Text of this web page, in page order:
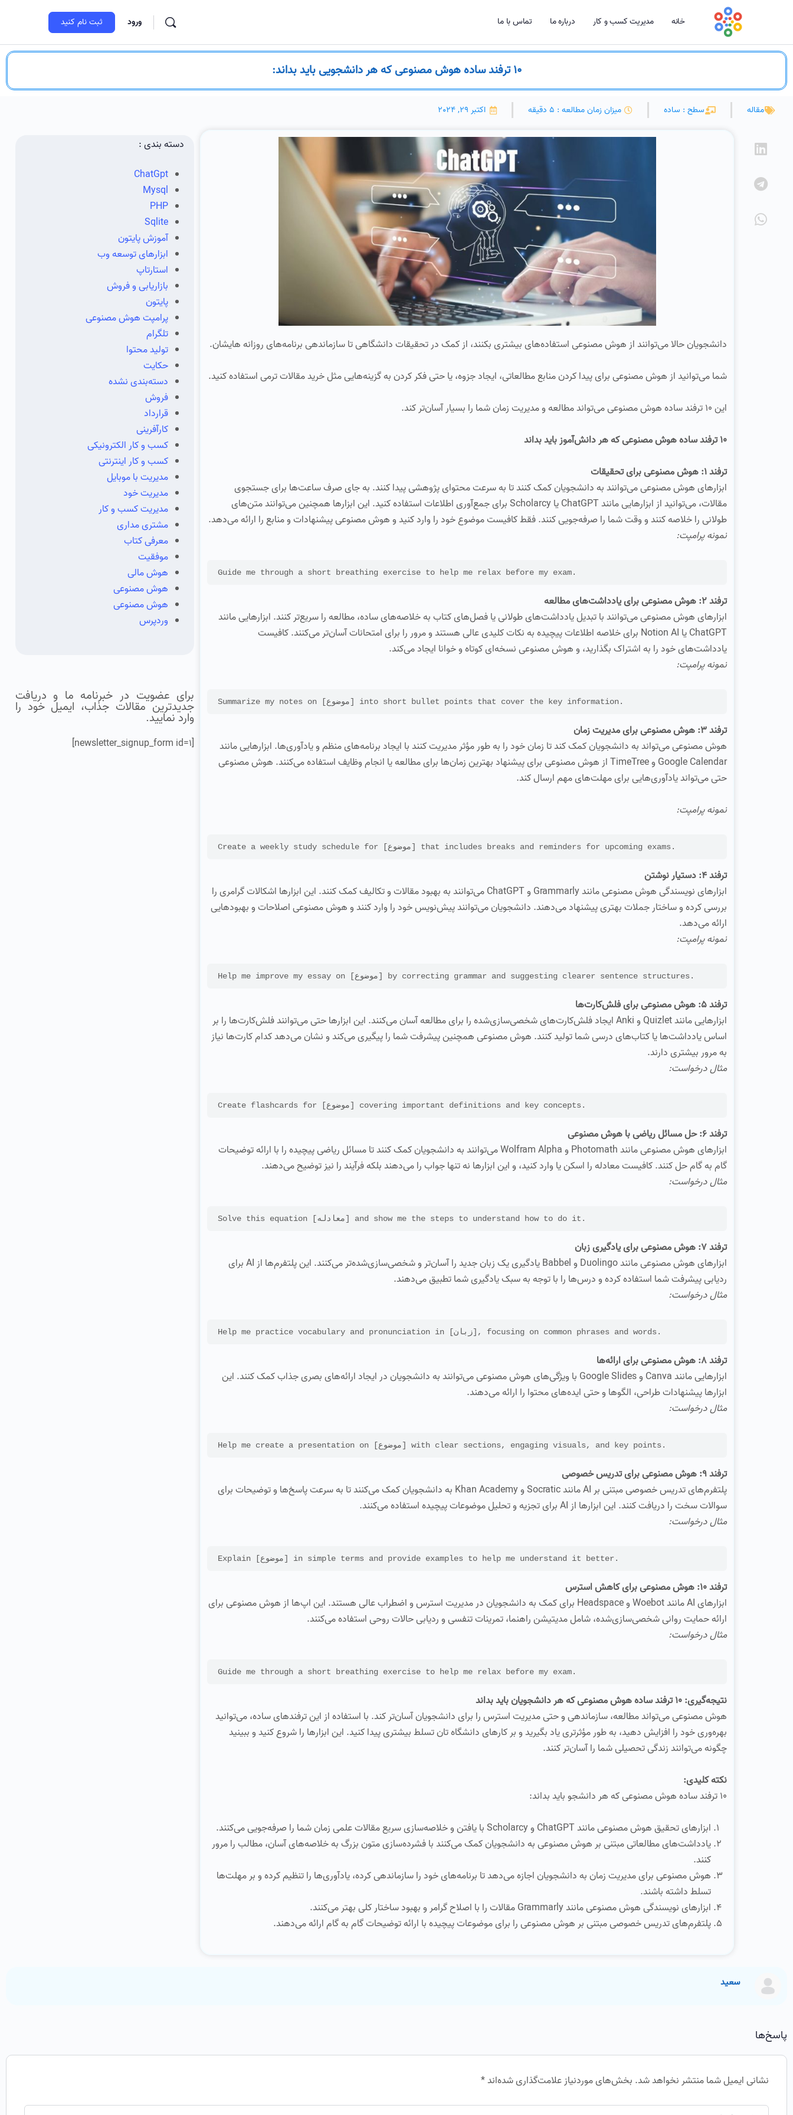
خانه مدیریت کسب و کار درباره ما تماس با ما ورود ثبت‌ نام کنید
10 ترفند ساده هوش مصنوعی که هر دانشجویی باید بداند:
مقاله سطح : ساده میزان زمان مطالعه : 5 دقیقه اکتبر 29, 2024
دانشجویان حالا می‌توانند از هوش مصنوعی استفاده‌های بیشتری بکنند، از کمک در تحقیقات دانشگاهی تا سازماندهی برنامه‌های روزانه هایشان.
شما می‌توانید از هوش مصنوعی برای پیدا کردن منابع مطالعاتی، ایجاد جزوه، یا حتی فکر کردن به گزینه‌هایی مثل خرید مقالات ترمی استفاده کنید.
این 10 ترفند ساده هوش مصنوعی می‌تواند مطالعه و مدیریت زمان شما را بسیار آسان‌تر کند.
10 ترفند ساده هوش مصنوعی که هر دانش‌آموز باید بداند
ترفند 1: هوش مصنوعی برای تحقیقات
ابزارهای هوش مصنوعی می‌توانند به دانشجویان کمک کنند تا به سرعت محتوای پژوهشی پیدا کنند. به جای صرف ساعت‌ها برای جستجوی
مقالات، می‌توانید از ابزارهایی مانند ChatGPT یا Scholarcy برای جمع‌آوری اطلاعات استفاده کنید. این ابزارها همچنین می‌توانند متن‌های
طولانی را خلاصه کنند و وقت شما را صرفه‌جویی کنند. فقط کافیست موضوع خود را وارد کنید و هوش مصنوعی پیشنهادات و منابع را ارائه می‌دهد.
نمونه پرامپت:
Guide me through a short breathing exercise to help me relax before my exam.
ترفند 2: هوش مصنوعی برای یادداشت‌های مطالعه
ابزارهای هوش مصنوعی می‌توانند با تبدیل یادداشت‌های طولانی یا فصل‌های کتاب به خلاصه‌های ساده، مطالعه را سریع‌تر کنند. ابزارهایی مانند
ChatGPT یا Notion AI برای خلاصه اطلاعات پیچیده به نکات کلیدی عالی هستند و مرور را برای امتحانات آسان‌تر می‌کنند. کافیست
یادداشت‌های خود را به اشتراک بگذارید، و هوش مصنوعی نسخه‌ای کوتاه و خوانا ایجاد می‌کند.
نمونه پرامپت:
Summarize my notes on [موضوع] into short bullet points that cover the key information.
ترفند 3: هوش مصنوعی برای مدیریت زمان
هوش مصنوعی می‌تواند به دانشجویان کمک کند تا زمان خود را به طور مؤثر مدیریت کنند با ایجاد برنامه‌های منظم و یادآوری‌ها. ابزارهایی مانند
Google Calendar و TimeTree از هوش مصنوعی برای پیشنهاد بهترین زمان‌ها برای مطالعه یا انجام وظایف استفاده می‌کنند. هوش مصنوعی
حتی می‌تواند یادآوری‌هایی برای مهلت‌های مهم ارسال کند.
نمونه پرامپت:
Create a weekly study schedule for [موضوع] that includes breaks and reminders for upcoming exams.
ترفند 4: دستیار نوشتن
ابزارهای نویسندگی هوش مصنوعی مانند Grammarly و ChatGPT می‌توانند به بهبود مقالات و تکالیف کمک کنند. این ابزارها اشکالات گرامری را
بررسی کرده و ساختار جملات بهتری پیشنهاد می‌دهند. دانشجویان می‌توانند پیش‌نویس خود را وارد کنند و هوش مصنوعی اصلاحات و بهبودهایی
ارائه می‌دهد.
نمونه پرامپت:
Help me improve my essay on [موضوع] by correcting grammar and suggesting clearer sentence structures.
ترفند 5: هوش مصنوعی برای فلش‌کارت‌ها
ابزارهایی مانند Quizlet و Anki ایجاد فلش‌کارت‌های شخصی‌سازی‌شده را برای مطالعه آسان می‌کنند. این ابزارها حتی می‌توانند فلش‌کارت‌ها را بر
اساس یادداشت‌ها یا کتاب‌های درسی شما تولید کنند. هوش مصنوعی همچنین پیشرفت شما را پیگیری می‌کند و نشان می‌دهد کدام کارت‌ها نیاز
به مرور بیشتری دارند.
مثال درخواست:
Create flashcards for [موضوع] covering important definitions and key concepts.
ترفند 6: حل مسائل ریاضی با هوش مصنوعی
ابزارهای هوش مصنوعی مانند Photomath و Wolfram Alpha می‌توانند به دانشجویان کمک کنند تا مسائل ریاضی پیچیده را با ارائه توضیحات
گام به گام حل کنند. کافیست معادله را اسکن یا وارد کنید، و این ابزارها نه تنها جواب را می‌دهند بلکه فرآیند را نیز توضیح می‌دهند.
مثال درخواست:
Solve this equation [معادله] and show me the steps to understand how to do it.
ترفند 7: هوش مصنوعی برای یادگیری زبان
ابزارهای هوش مصنوعی مانند Duolingo و Babbel یادگیری یک زبان جدید را آسان‌تر و شخصی‌سازی‌شده‌تر می‌کنند. این پلتفرم‌ها از AI برای
ردیابی پیشرفت شما استفاده کرده و درس‌ها را با توجه به سبک یادگیری شما تطبیق می‌دهند.
مثال درخواست:
Help me practice vocabulary and pronunciation in [زبان], focusing on common phrases and words.
ترفند 8: هوش مصنوعی برای ارائه‌ها
ابزارهایی مانند Canva و Google Slides با ویژگی‌های هوش مصنوعی می‌توانند به دانشجویان در ایجاد ارائه‌های بصری جذاب کمک کنند. این
ابزارها پیشنهادات طراحی، الگوها و حتی ایده‌های محتوا را ارائه می‌دهند.
مثال درخواست:
Help me create a presentation on [موضوع] with clear sections, engaging visuals, and key points.
ترفند 9: هوش مصنوعی برای تدریس خصوصی
پلتفرم‌های تدریس خصوصی مبتنی بر AI مانند Socratic و Khan Academy به دانشجویان کمک می‌کنند تا به سرعت پاسخ‌ها و توضیحات برای
سوالات سخت را دریافت کنند. این ابزارها از AI برای تجزیه و تحلیل موضوعات پیچیده استفاده می‌کنند.
مثال درخواست:
Explain [موضوع] in simple terms and provide examples to help me understand it better.
ترفند 10: هوش مصنوعی برای کاهش استرس
ابزارهای AI مانند Woebot و Headspace برای کمک به دانشجویان در مدیریت استرس و اضطراب عالی هستند. این اپ‌ها از هوش مصنوعی برای
ارائه حمایت روانی شخصی‌سازی‌شده، شامل مدیتیشن راهنما، تمرینات تنفسی و ردیابی حالات روحی استفاده می‌کنند.
مثال درخواست:
Guide me through a short breathing exercise to help me relax before my exam.
نتیجه‌گیری: 10 ترفند ساده هوش مصنوعی که هر دانشجویان باید بداند
هوش مصنوعی می‌تواند مطالعه، سازماندهی و حتی مدیریت استرس را برای دانشجویان آسان‌تر کند. با استفاده از این ترفندهای ساده، می‌توانید
بهره‌وری خود را افزایش دهید، به طور مؤثرتری یاد بگیرید و بر کارهای دانشگاه تان تسلط بیشتری پیدا کنید. این ابزارها را شروع کنید و ببینید
چگونه می‌توانند زندگی تحصیلی شما را آسان‌تر کنند.
نکته کلیدی:
10 ترفند ساده هوش مصنوعی که هر دانشجو باید بداند:
ابزارهای تحقیق هوش مصنوعی مانند ChatGPT و Scholarcy با یافتن و خلاصه‌سازی سریع مقالات علمی زمان شما را صرفه‌جویی می‌کنند.
یادداشت‌های مطالعاتی مبتنی بر هوش مصنوعی به دانشجویان کمک می‌کنند با فشرده‌سازی متون بزرگ به خلاصه‌های آسان، مطالب را مرور
کنند.
هوش مصنوعی برای مدیریت زمان به دانشجویان اجازه می‌دهد تا برنامه‌های خود را سازماندهی کرده، یادآوری‌ها را تنظیم کرده و بر مهلت‌ها
تسلط داشته باشند.
ابزارهای نویسندگی هوش مصنوعی مانند Grammarly مقالات را با اصلاح گرامر و بهبود ساختار کلی بهتر می‌کنند.
پلتفرم‌های تدریس خصوصی مبتنی بر هوش مصنوعی را برای موضوعات پیچیده با ارائه توضیحات گام به گام ارائه می‌دهند.
دسته بندی :
ChatGpt
Mysql
PHP
Sqlite
آموزش پایتون
ابزارهای توسعه وب
استارتاپ
بازاریابی و فروش
پایتون
پرامپت هوش مصنوعی
تلگرام
تولید محتوا
حکایت
دسته‌بندی نشده
فروش
قرارداد
کارآفرینی
کسب و کار الکترونیکی
کسب و کار اینترنتی
مدیریت با موبایل
مدیریت خود
مدیریت کسب و کار
مشتری مداری
معرفی کتاب
موفقیت
هوش مالی
هوش مصنوعی
هوش مصنوعی
وردپرس
برای عضویت در خبرنامه ما و دریافت
جدیدترین مقالات جذاب، ایمیل خود را
وارد نمایید.
[newsletter_signup_form id=1]
سعید
پاسخ‌ها
نشانی ایمیل شما منتشر نخواهد شد. بخش‌های موردنیاز علامت‌گذاری شده‌اند*